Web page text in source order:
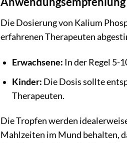
Die Dosierung von Kalium
erfahrenen Therapeuten
Erwachsene: In der Regel 5-
Kinder: Die Dosis sollte
Therapeuten.
Die Tropfen werden
Mahlzeiten im Mund behalten,